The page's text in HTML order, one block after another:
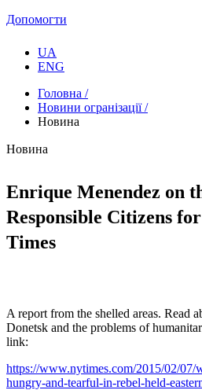
Допомогти
UA
ENG
Головна /
Новини огранізації /
Новина
Новина
Enrique Menendez on
Responsible Citizens
Times
A report from the shelled areas. Read
Donetsk and the problems of
link:
https://www.nytimes.com/2015/02/07/
hungry-and-tearful-in-rebel-held-